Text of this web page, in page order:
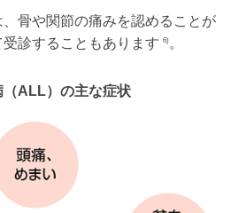
骨や関節の痛みを認めることが
診することもあります 6) 。
（ALL）の主な症状